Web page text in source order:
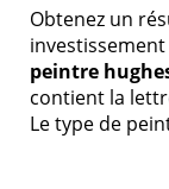
Obtenez un
peintre
contient la
Le type de